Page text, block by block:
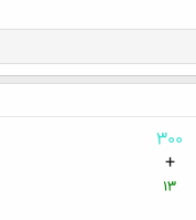
300
+
13